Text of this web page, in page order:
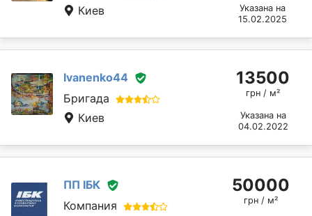
Киев
Указана на
15.02.2025
Ivanenko44
Бригада
Киев
13500
грн / м²
Указана на
04.02.2022
ПП ІБК
Компания
50000
грн / м²